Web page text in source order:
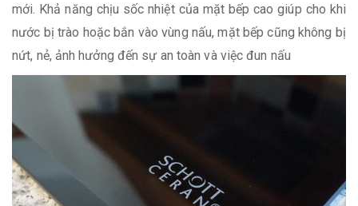
mới. Khả năng chịu sốc nhiệt của mặt bếp cao giúp cho khi
nước bị trào hoặc bắn vào vùng nấu, mặt bếp cũng không bị
nứt, nẻ, ảnh hưởng đến sự an toàn và việc đun nấu